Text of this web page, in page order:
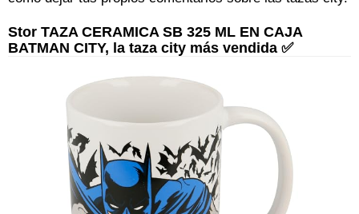
Stor TAZA CERAMICA SB 325 ML EN CAJA
BATMAN CITY, la taza city más vendida ✅